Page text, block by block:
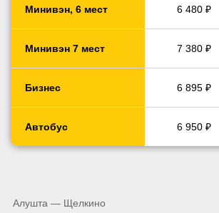
Минивэн, 6 мест 6 480 ₽
Минивэн 7 мест 7 380 ₽
Бизнес 6 895 ₽
Автобус 6 950 ₽
Алушта — Щелкино